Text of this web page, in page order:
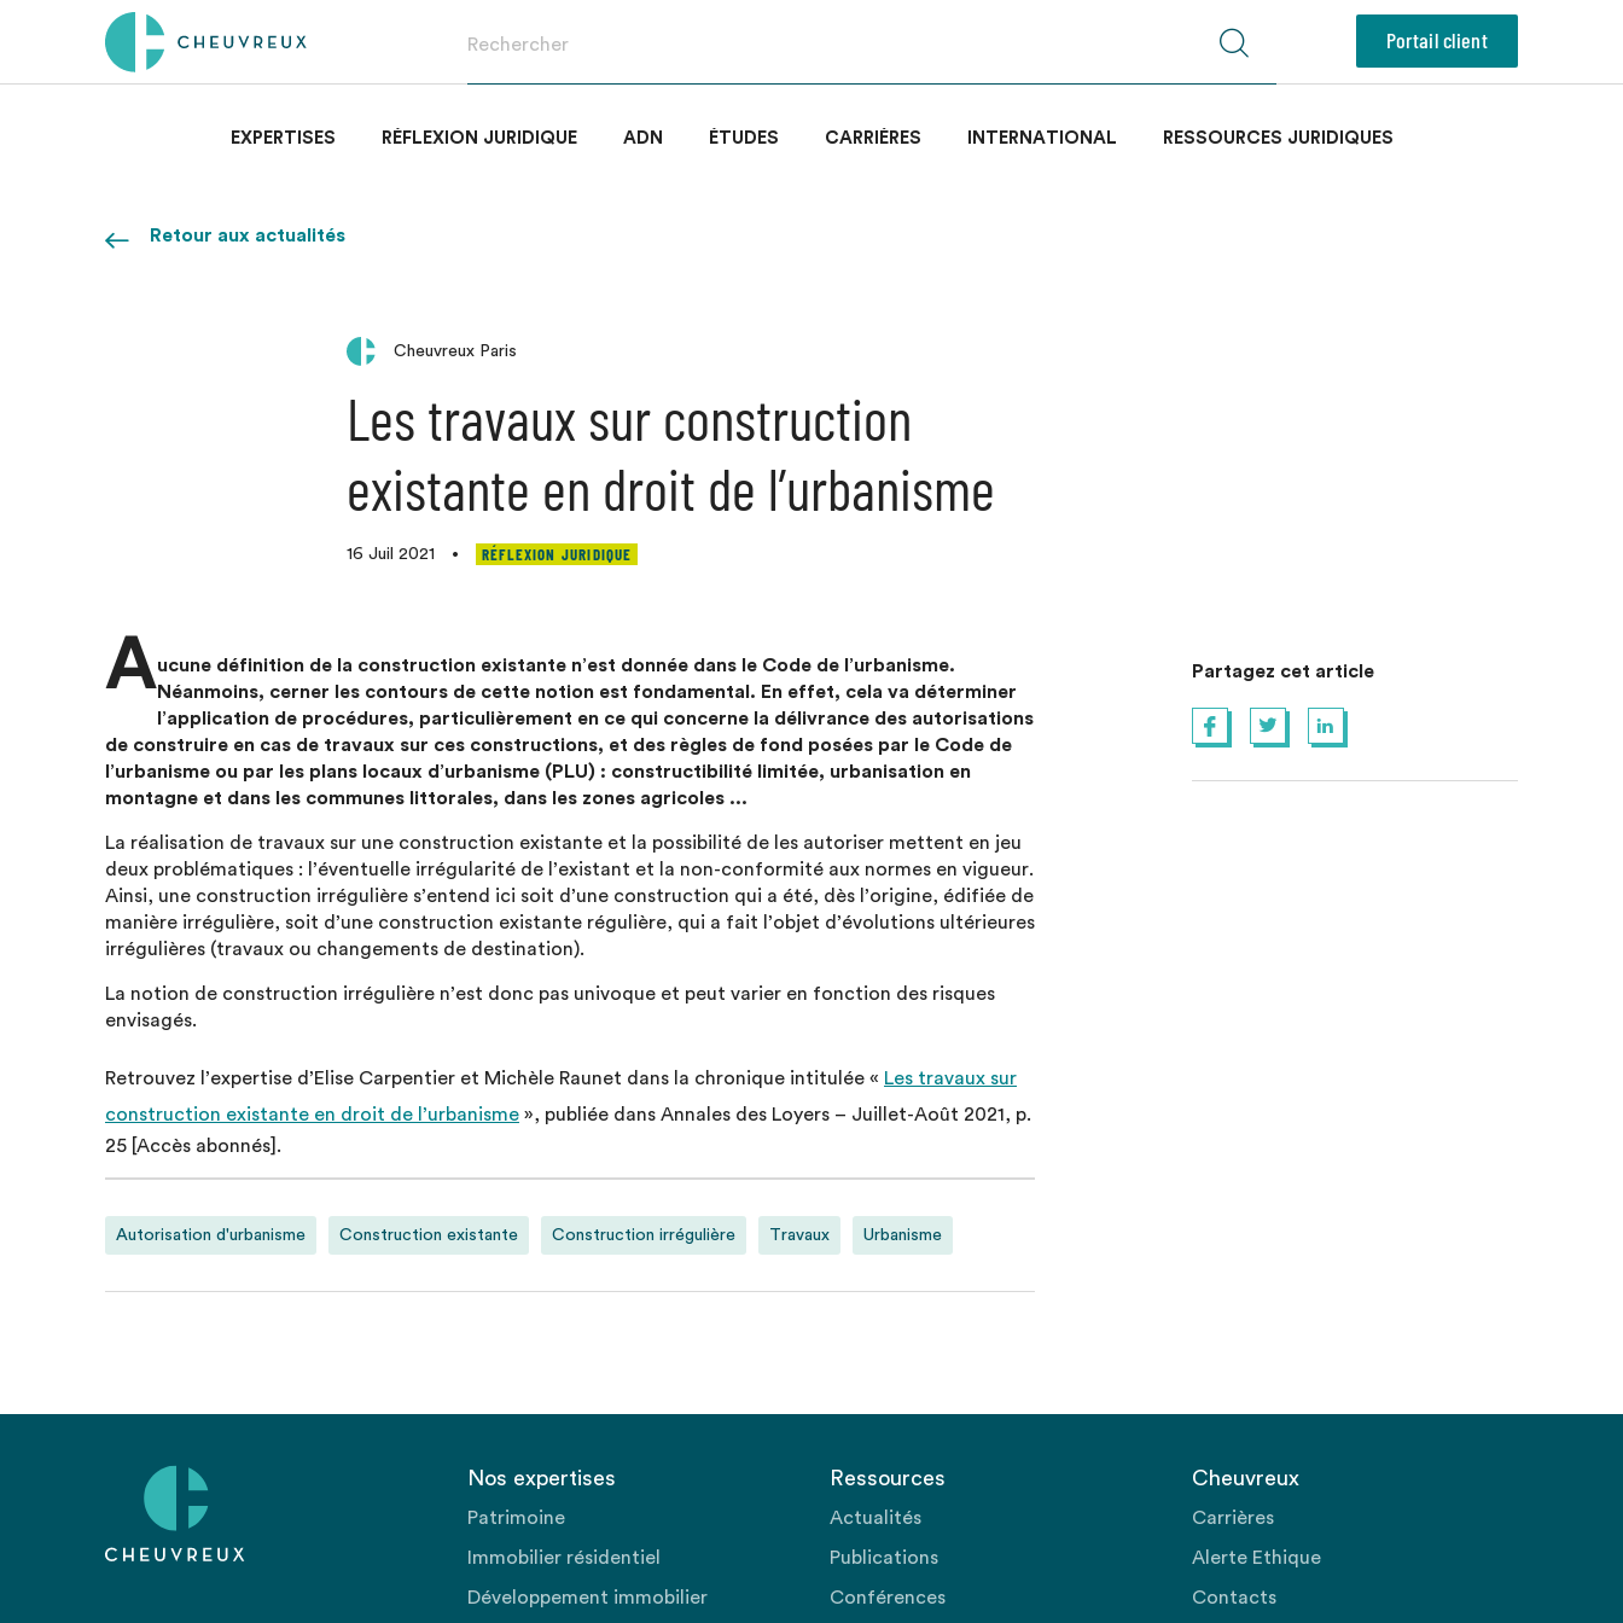
Portail client
EXPERTISES RÉFLEXION JURIDIQUE ADN ÉTUDES CARRIÈRES INTERNATIONAL RESSOURCES JURIDIQUES
Retour aux actualités
Cheuvreux Paris
Les travaux sur construction
existante en droit de l’urbanisme
16 Juil 2021 • RÉFLEXION JURIDIQUE
Aucune définition de la construction existante n’est donnée dans le Code de l’urbanisme.
Néanmoins, cerner les contours de cette notion est fondamental. En effet, cela va déterminer
l’application de procédures, particulièrement en ce qui concerne la délivrance des autorisations
de construire en cas de travaux sur ces constructions, et des règles de fond posées par le Code de
l’urbanisme ou par les plans locaux d’urbanisme (PLU) : constructibilité limitée, urbanisation en
montagne et dans les communes littorales, dans les zones agricoles ...
La réalisation de travaux sur une construction existante et la possibilité de les autoriser mettent en jeu
deux problématiques : l’éventuelle irrégularité de l’existant et la non-conformité aux normes en vigueur.
Ainsi, une construction irrégulière s’entend ici soit d’une construction qui a été, dès l’origine, édifiée de
manière irrégulière, soit d’une construction existante régulière, qui a fait l’objet d’évolutions ultérieures
irrégulières (travaux ou changements de destination).​
La notion de construction irrégulière n’est donc pas univoque et peut varier en fonction des risques
envisagés. ​
Retrouvez l’expertise d’Elise Carpentier et Michèle Raunet dans la chronique intitulée « Les travaux sur
construction existante en droit de l’urbanisme », publiée dans Annales des Loyers – Juillet-Août 2021, p.
25 ​[Accès abonnés].
Autorisation d'urbanisme Construction existante Construction irrégulière Travaux Urbanisme
Partagez cet article
Nos expertises
Patrimoine
Immobilier résidentiel
Développement immobilier
Ressources
Actualités
Publications
Conférences
Cheuvreux
Carrières
Alerte Ethique
Contacts